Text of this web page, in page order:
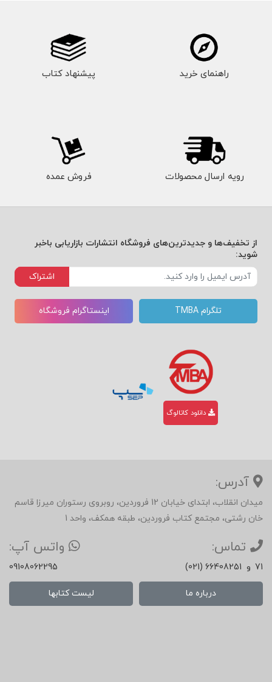
راهنمای خرید پیشنهاد کتاب
رویه ارسال محصولات فروش عمده
از تخفیف‌ها و جدیدترین‌های فروشگاه انتشارات بازاریابی باخبر
شوید:
اشتراک
تلگرام TMBA اینستاگرام فروشگاه
دانلود کاتالوگ
آدرس:
میدان انقلاب، ابتدای خیابان 12 فروردین، روبروی رستوران میرزا قاسم
خان رشتی، مجتمع کتاب فروردین، طبقه همکف، واحد 1
تماس:
(021) 66408251 و 71
واتس آپ:
09108062295
درباره ما لیست کتابها